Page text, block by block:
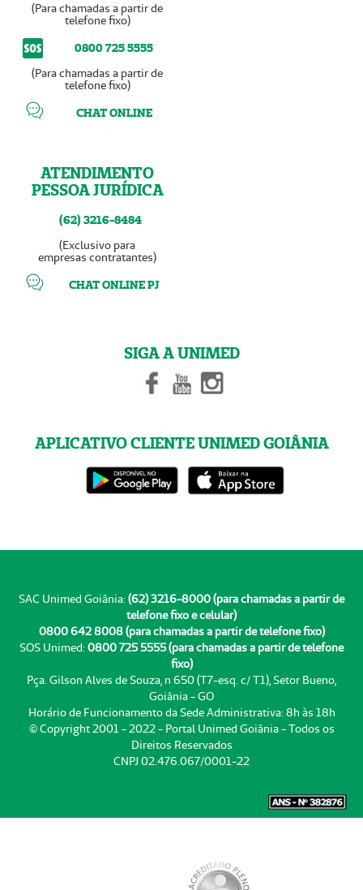
(Para chamadas a partir de
telefone fixo)
0800 725 5555
(Para chamadas a partir de
telefone fixo)
CHAT ONLINE
ATENDIMENTO
PESSOA JURÍDICA
(62) 3216-8484
(Exclusivo para
empresas contratantes)
CHAT ONLINE PJ
SIGA A UNIMED
APLICATIVO CLIENTE UNIMED GOIÂNIA
SAC Unimed Goiânia: (62) 3216-8000 (para chamadas a partir de
telefone fixo e celular)
0800 642 8008 (para chamadas a partir de telefone fixo)
SOS Unimed: 0800 725 5555 (para chamadas a partir de telefone
fixo)
Pça. Gilson Alves de Souza, n 650 (T7-esq. c/ T1), Setor Bueno,
Goiânia - GO
Horário de Funcionamento da Sede Administrativa: 8h às 18h
© Copyright 2001 - 2022 - Portal Unimed Goiânia - Todos os
Direitos Reservados
CNPJ 02.476.067/0001-22